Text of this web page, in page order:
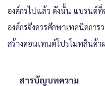
องค์กรไปแล้ว ดังนั้น แบรนด์ที่
องค์กรจึงควรศึกษาเทคนิคการว
สร้างคอนเทนต์โปรโมทสินค้า
สารบัญบทความ